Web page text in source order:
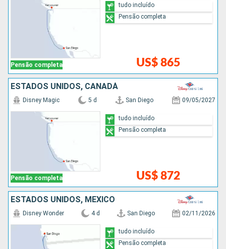
Pensão completa US$ 865
tudo incluído
Pensão completa
ESTADOS UNIDOS, CANADÁ
Pensão completa
Disney Magic 5 d San Diego 09/05/2027
US$ 872
tudo incluído
Pensão completa
ESTADOS UNIDOS, MÉXICO
Disney Wonder 4 d San Diego 02/11/2026
tudo incluído
Pensão completa